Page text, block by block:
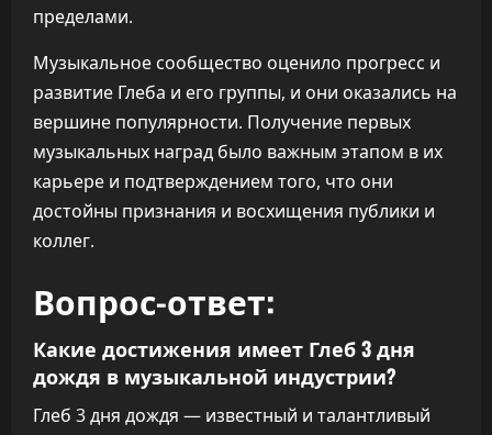
пределами.
Музыкальное сообщество оценило прогресс и
развитие Глеба и его группы, и они оказались на
вершине популярности. Получение первых
музыкальных наград было важным этапом в их
карьере и подтверждением того, что они
достойны признания и восхищения публики и
коллег.
Вопрос-ответ:
Какие достижения имеет Глеб 3 дня
дождя в музыкальной индустрии?
Глеб 3 дня дождя — известный и талантливый